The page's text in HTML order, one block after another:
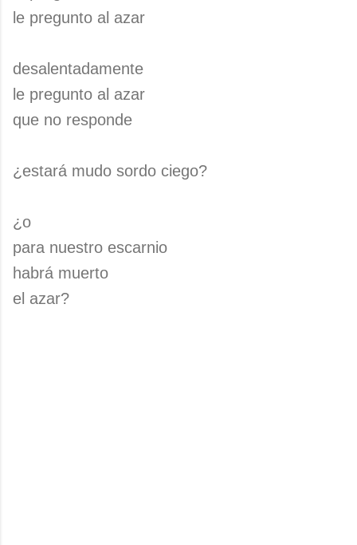
le pregunto al azar
desalentadamente
le pregunto al azar
que no responde
¿estará mudo sordo ciego?
¿o
para nuestro escarnio
habrá muerto
el azar?